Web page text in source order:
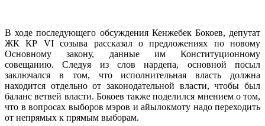
В ходе последующего обсуждения Кенжебек Бокоев, депутат
ЖК КР VI созыва рассказал о предложениях по новому
Основному закону, данные им Конституционному
совещанию. Следуя из слов нардепа, основной посыл
заключался в том, что исполнительная власть должна
находится отдельно от законодательной власти, чтобы был
баланс ветвей власти. Бокоев также поделился мнением о том,
что в вопросах выборов мэров и айылокмоту надо переходить
от непрямых к прямым выборам.